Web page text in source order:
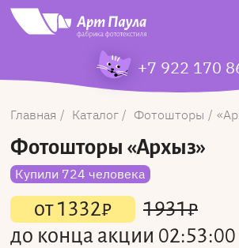
+7 922 170
Главная Каталог Фотошторы
Фотошторы «Архыз»
Купили 724 человека
от1332₽ 1931₽
до конца акции 02:53:00